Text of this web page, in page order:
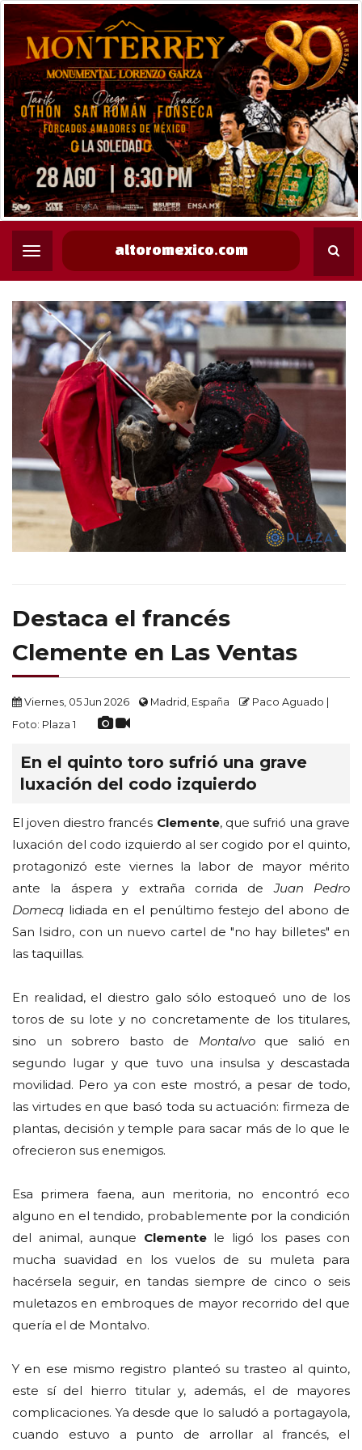
altoromexico.com
Destaca el francés
Clemente en Las Ventas
Viernes, 05 Jun 2026 Madrid, España
Paco Aguado |
Foto: Plaza 1
En el quinto toro sufrió una grave
luxación del codo izquierdo
El joven diestro francés Clemente, que sufrió una grave
luxación del codo izquierdo al ser cogido por el quinto,
protagonizó este viernes la labor de mayor mérito
ante la áspera y extraña corrida deJuan Pedro
Domecq lidiada en el penúltimo festejo del abono de
San Isidro, con un nuevo cartel de "no hay billetes" en
las taquillas.
En realidad, el diestro galo sólo estoqueó uno de los
toros de su lote y no concretamente de los titulares,
sino un sobrero basto de Montalvo que salió en
segundo lugar y que tuvo una insulsa y descastada
movilidad. Pero ya con este mostró, a pesar de todo,
las virtudes en que basó toda su actuación: firmeza de
plantas, decisión y temple para sacar más de lo que le
ofrecieron sus enemigos.
Esa primera faena, aun meritoria, no encontró eco
alguno en el tendido, probablemente por la condición
del animal, aunque Clemente le ligó los pases con
mucha suavidad en los vuelos de su muleta para
hacérsela seguir, en tandas siempre de cinco o seis
muletazos en embroques de mayor recorrido del que
quería el de Montalvo.
Y en ese mismo registro planteó su trasteo al quinto,
este sí del hierro titular y, además, el de mayores
complicaciones. Ya desde que lo saludó a portagayola,
cuando estuvo a punto de arrollar al francés, el